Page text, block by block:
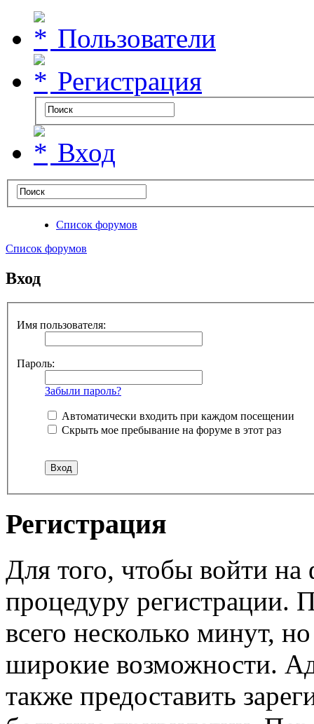
Пользователи
Регистрация
Вход
Список форумов
Список форумов
Вход
Имя пользователя:
Пароль:
Забыли пароль?
Автоматически входить при каждом посещении
Скрыть мое пребывание на форуме в этот раз
Регистрация
Для того, чтобы войти
процедуру регистрации.
всего несколько минут,
широкие возможности.
также предоставить